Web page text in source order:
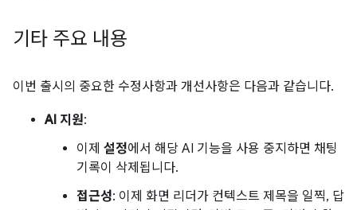
기타 주요 내용
이번 출시의 중요한 수정사항과 개선사항은 다음과 같습니다.
AI 지원:
이제 설정에서 해당 AI 기능을 사용 중지하면 채팅
기록이 삭제됩니다.
접근성: 이제 화면 리더가 컨텍스트 제목을 일찍, 답